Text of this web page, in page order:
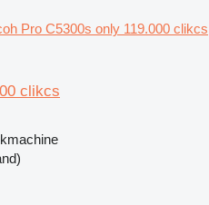
Pro C5300s only 119.000 clikcs
clikcs